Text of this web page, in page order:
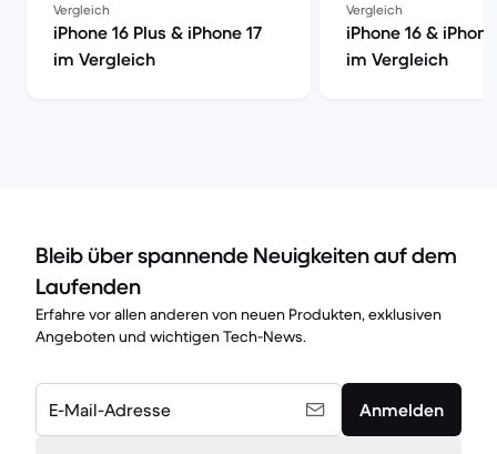
Vergleich
iPhone 16 Plus & iPhone 17
im Vergleich
Vergleich
iPhone 16 &
im Vergleich
Bleib über spannende Neuigkeiten auf dem
Laufenden
Erfahre vor allen anderen von neuen Produkten, exklusiven
Angeboten und wichtigen Tech-News.
E-Mail-Adresse Anmelden